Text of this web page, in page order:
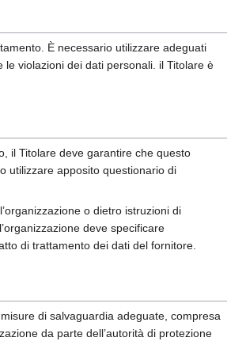
È necessario utilizzare adeguati
violazioni dei dati personali. il Titolare è
il Titolare deve garantire che questo
utilizzare apposito questionario di
o dietro istruzioni di
deve specificare
di trattamento dei dati del fornitore.
di salvaguardia adeguate, compresa
da parte dell’autorità di protezione